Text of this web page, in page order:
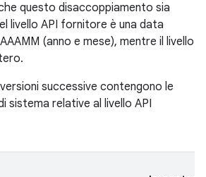
questo disaccoppiamento sia
livello API fornitore è una data
(anno e mese), mentre il livello
successive contengono le
sistema relative al livello API